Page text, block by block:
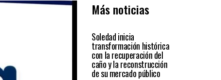
Más noticias
SOLEDAD
Soledad inicia
transformación histórica
con la recuperación del
caño y la reconstrucción
de su mercado público